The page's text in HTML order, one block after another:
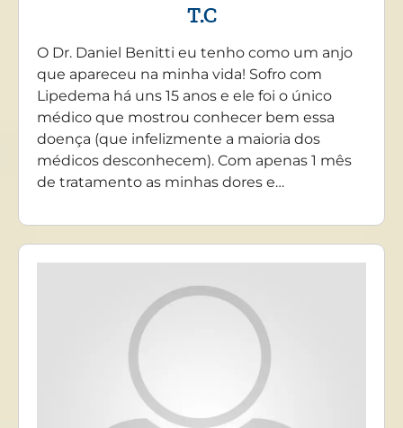
T.C
O Dr. Daniel Benitti eu tenho como um anjo
que apareceu na minha vida! Sofro com
Lipedema há uns 15 anos e ele foi o único
médico que mostrou conhecer bem essa
doença (que infelizmente a maioria dos
médicos desconhecem). Com apenas 1 mês
de tratamento as minhas dores e…